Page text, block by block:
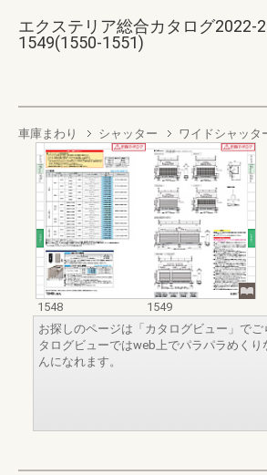
エクステリア総合カタログ2022-
1549(1550-1551)
車庫まわり シャッター ワイドシャッタ
1548
1549
お探しのページは「カタログビュー」で
タログビューではweb上でパラパラめくり
んになれます。